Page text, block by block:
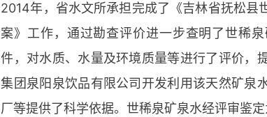
2014年，省水文所承担完成了《吉林省抚松县
案》工作，通过勘查评价进一步查明了世稀
件，对水质、水量及环境质量等进行了评价，
集团泉阳泉饮品有限公司开发利用该天然矿泉
厂等提供了科学依据。世稀泉矿泉水经评审鉴定